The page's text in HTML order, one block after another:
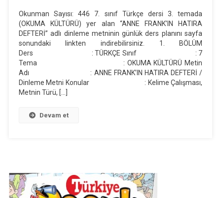
Sınıf
“Anne
Frank’ın
Hatıra
Defteri”
Dinleme
Metni
Okunman Sayısı: 446 7. sınıf Türkçe dersi 3. temada
(OKUMA KÜLTÜRÜ) yer alan “ANNE FRANK’IN HATIRA
DEFTERİ” adlı dinleme metninin günlük ders planını sayfa
sonundaki linkten indirebilirsiniz. 1. BÖLÜM
Ders : TÜRKÇE Sınıf : 7
Tema : OKUMA KÜLTÜRÜ Metin
Adı : ANNE FRANK’IN HATIRA DEFTERİ /
Dinleme Metni Konular : Kelime Çalışması,
Metnin Türü, […]
Devam et